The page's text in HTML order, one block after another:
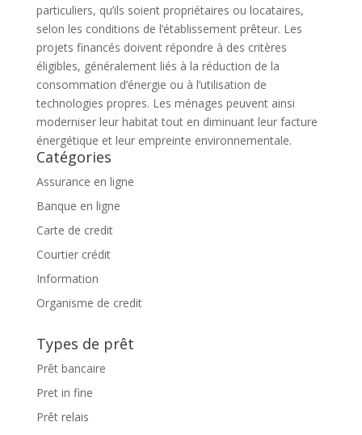
particuliers, qu’ils soient propriétaires ou locataires,
selon les conditions de l’établissement prêteur. Les
projets financés doivent répondre à des critères
éligibles, généralement liés à la réduction de la
consommation d’énergie ou à l’utilisation de
technologies propres. Les ménages peuvent ainsi
moderniser leur habitat tout en diminuant leur facture
énergétique et leur empreinte environnementale.
Catégories
Assurance en ligne
Banque en ligne
Carte de credit
Courtier crédit
Information
Organisme de credit
Types de prêt
Prêt bancaire
Pret in fine
Prêt relais